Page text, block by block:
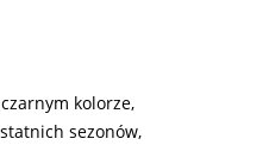
kolorze,
sezonów,